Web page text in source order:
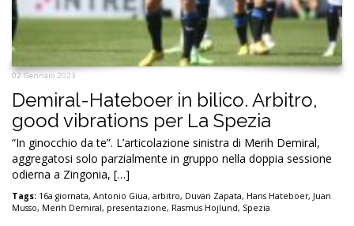
02 Gennaio 2023
Demiral-Hateboer in bilico. Arbitro,
good vibrations per La Spezia
“In ginocchio da te”. L’articolazione sinistra di Merih Demiral,
aggregatosi solo parzialmente in gruppo nella doppia sessione
odierna a Zingonia, […]
Tags: 16a giornata, Antonio Giua, arbitro, Duvan Zapata, Hans Hateboer, Juan
Musso, Merih Demiral, presentazione, Rasmus Hojlund, Spezia